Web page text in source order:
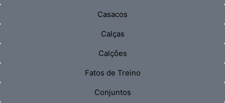
Casacos
Calças
Calções
Fatos de Treino
Conjuntos